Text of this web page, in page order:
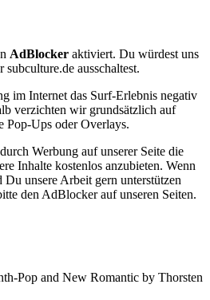
AdBlocker aktiviert. Du würdest uns
ausschaltest.
im Internet das Surf-Erlebnis negativ
verzichten wir grundsätzlich auf
Pop-Ups oder Overlays.
Werbung auf unserer Seite die
Inhalte kostenlos anzubieten. Wenn
unsere Arbeit gern unterstützen
den AdBlocker auf unseren Seiten.
Pop and New Romantic by Thorsten